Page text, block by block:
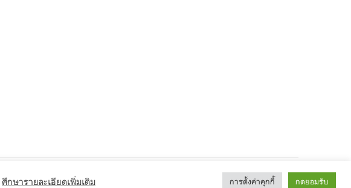
ศึกษารายละเอียดเพิ่มเติม การตั้งค่าคุกกี้ กดยอมรับ